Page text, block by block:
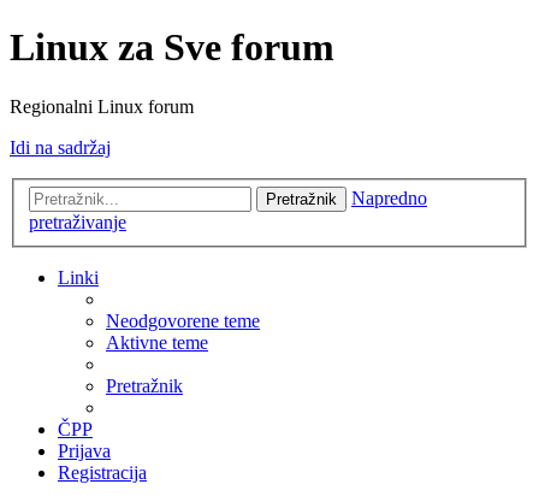
Linux za Sve forum
Regionalni Linux forum
Idi na sadržaj
Pretražnik
Napredno
pretraživanje
Linki
Neodgovorene teme
Aktivne teme
Pretražnik
ČPP
Prijava
Registracija